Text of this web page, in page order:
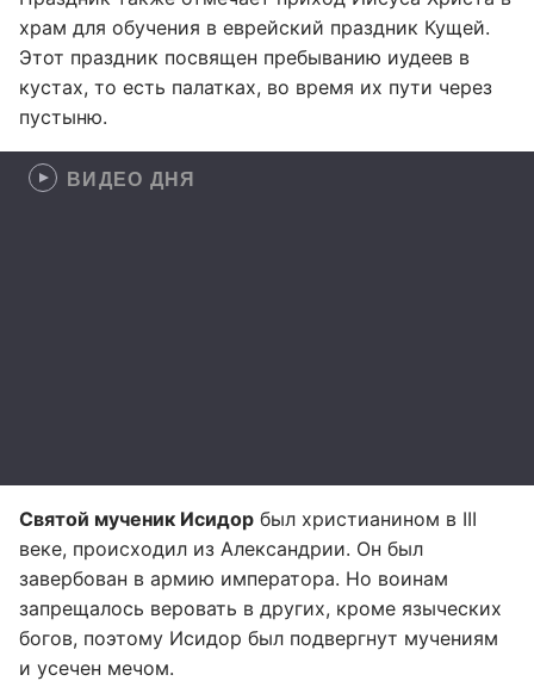
храм для обучения в еврейский праздник Кущей.
Этот праздник посвящен пребыванию иудеев в
кустах, то есть палатках, во время их пути через
пустыню.
ВИДЕО ДНЯ
Святой мученик Исидор был христианином в III
веке, происходил из Александрии. Он был
завербован в армию императора. Но воинам
запрещалось веровать в других, кроме языческих
богов, поэтому Исидор был подвергнут мучениям
и усечен мечом.